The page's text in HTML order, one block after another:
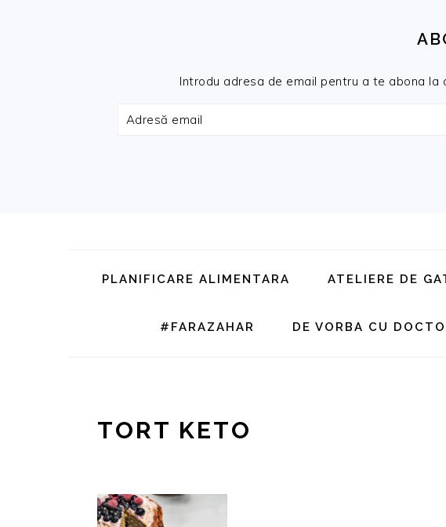
Introdu adresa de email pentru a te abona
Adresă
PLANIFICARE ALIMENTARA ATELIERE DE
#FARAZAHAR DE VORBA CU
TORT KETO